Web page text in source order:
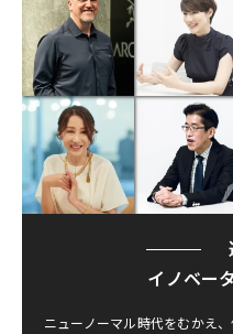
イノベー
ニューノーマル時代をむかえ